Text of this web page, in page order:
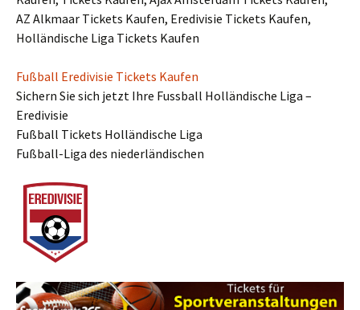
AZ Alkmaar Tickets Kaufen, Eredivisie Tickets Kaufen,
Holländische Liga Tickets Kaufen
Fußball Eredivisie Tickets Kaufen
Sichern Sie sich jetzt Ihre Fussball Holländische Liga –
Eredivisie
Fußball Tickets Holländische Liga
Fußball-Liga des niederländischen